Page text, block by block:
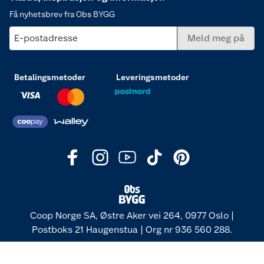
Få nyhetsbrev fra Obs BYGG
E-postadresse Meld meg på
Betalingsmetoder Leveringsmetoder
Coop Norge SA, Østre Aker vei 264, 0977 Oslo |
Postboks 21 Haugenstua | Org nr 936 560 288.